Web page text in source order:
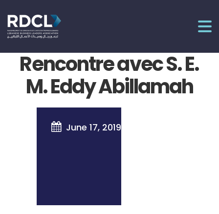
Rencontre avec S. E.
M. Eddy Abillamah
 June 17, 2019